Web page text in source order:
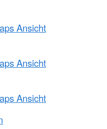
Ansicht
Ansicht
Ansicht